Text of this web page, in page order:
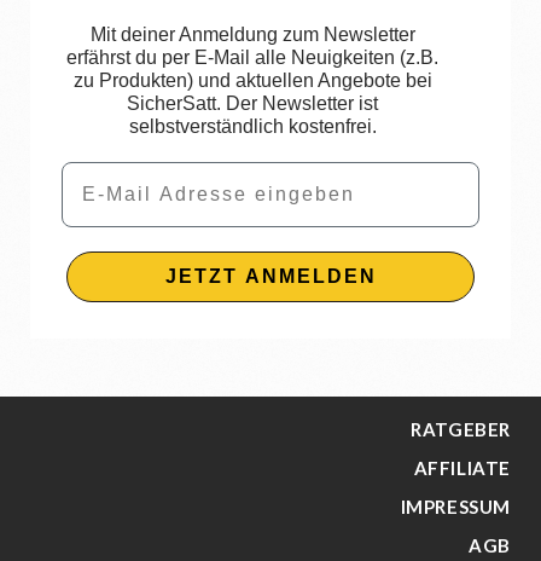
Mit deiner Anmeldung zum Newsletter
erfährst du per E-Mail alle Neuigkeiten (z.B.
zu Produkten) und aktuellen Angebote bei
SicherSatt. Der Newsletter ist
selbstverständlich kostenfrei.
Email
JETZT ANMELDEN
RATGEBER
AFFILIATE
IMPRESSUM
AGB